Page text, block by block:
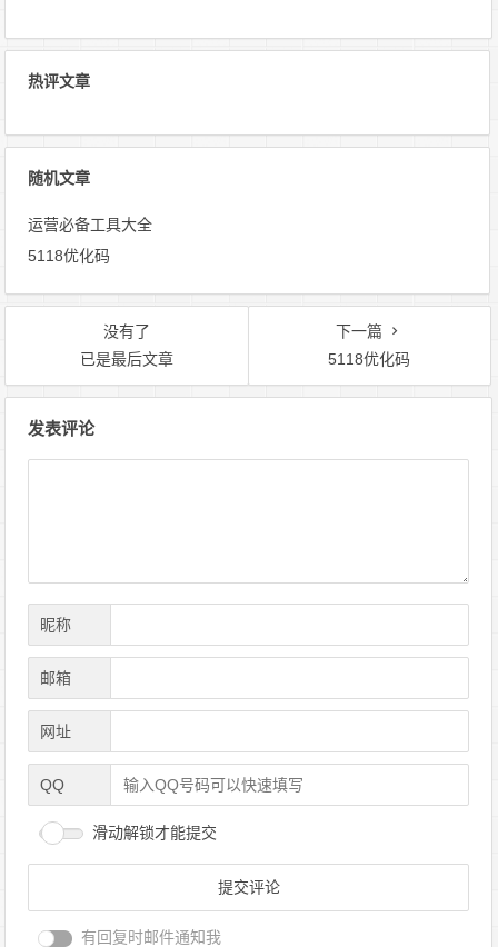
热评文章
随机文章
运营必备工具大全
5118优化码
没有了
已是最后文章
下一篇
5118优化码
发表评论
昵称
邮箱
网址
QQ
滑动解锁才能提交
有回复时邮件通知我